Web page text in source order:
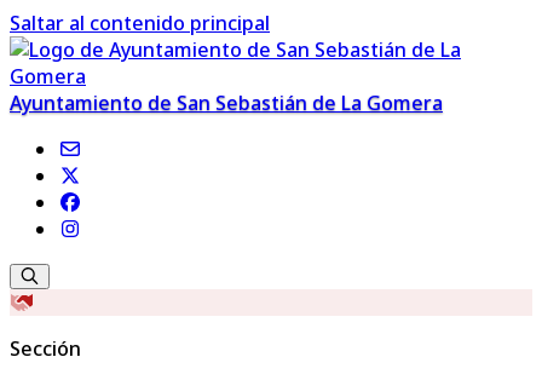
Saltar al contenido principal
Ayuntamiento de San Sebastián de La Gomera
Sección